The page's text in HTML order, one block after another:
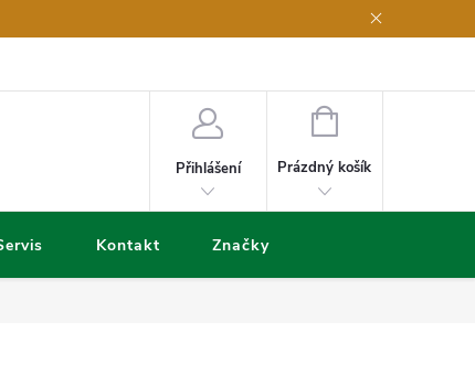
Přihlášení
NÁKUPNÍ
Prázdný košík
Kontakt Značky